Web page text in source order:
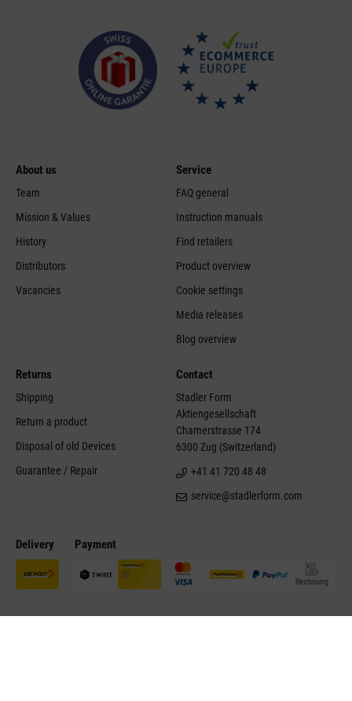
Delivery Payment
About us
Team
Mission & Values
History
Distributors
Vacancies
Service
FAQ general
Instruction manuals
Find retailers
Product overview
Cookie settings
Media releases
Blog overview
Returns
Shipping
Return a product
Disposal of old Devices
Guarantee / Repair
Contact
Stadler Form
Aktiengesellschaft
Chamerstrasse 174
6300 Zug (Switzerland)
+41 41 720 48 48
service@stadlerform.com